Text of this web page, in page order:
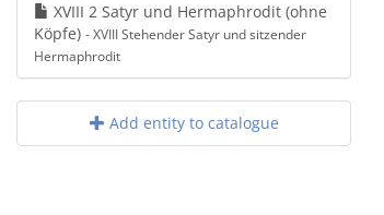
XVIII 2 Satyr und Hermaphrodit (ohne
Köpfe) - XVIII Stehender Satyr und sitzender
Hermaphrodit
Add entity to catalogue